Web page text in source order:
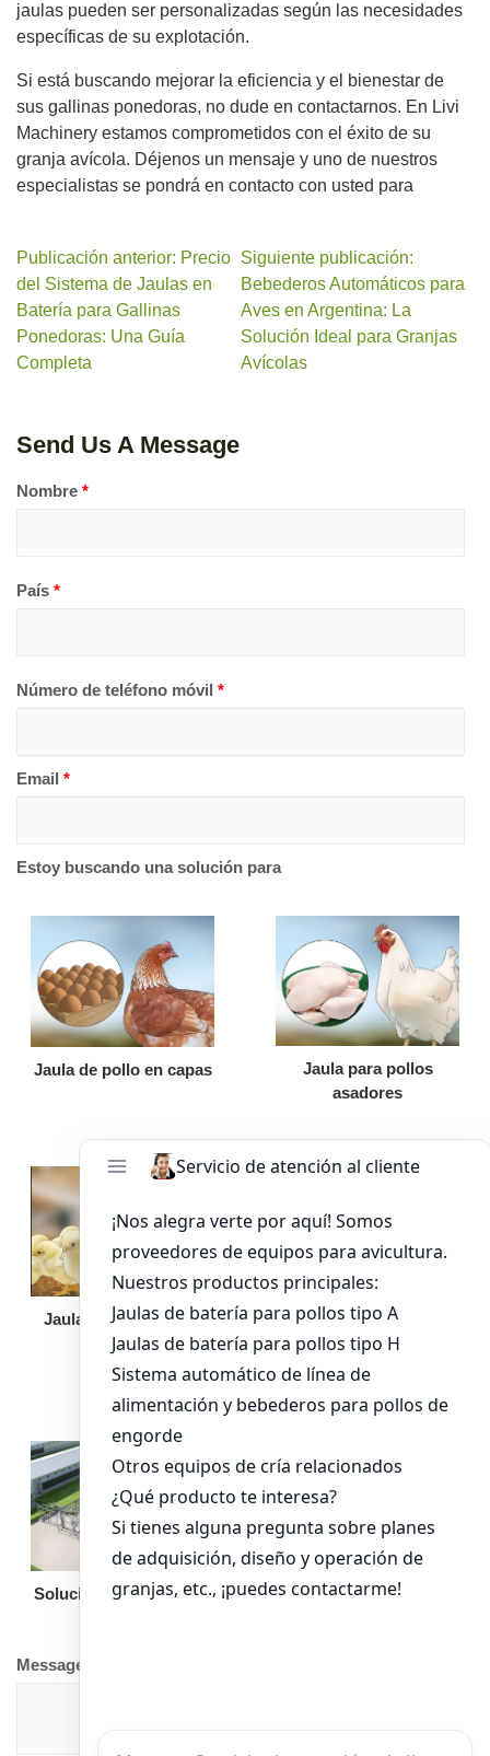
jaulas pueden ser personalizadas según las necesidades
específicas de su explotación.
Si está buscando mejorar la eficiencia y el bienestar de
sus gallinas ponedoras, no dude en contactarnos. En Livi
Machinery estamos comprometidos con el éxito de su
granja avícola. Déjenos un mensaje y uno de nuestros
especialistas se pondrá en contacto con usted para
Publicación anterior: Precio
del Sistema de Jaulas en
Batería para Gallinas
Ponedoras: Una Guía
Completa
Siguiente publicación:
Bebederos Automáticos para
Aves en Argentina: La
Solución Ideal para Granjas
Avícolas
Send Us A Message
Nombre *
País *
Número de teléfono móvil *
Email *
Estoy buscando una solución para
Jaula de pollo en capas
Jaula para pollos
asadores
Jaula de pollo pollita
Bandeja de
alimentación para
pollos de engorde
Solución llave en mano Otro equipo
Message